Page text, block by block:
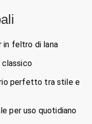
in feltro di lana
classico
perfetto tra stile e
per uso quotidiano